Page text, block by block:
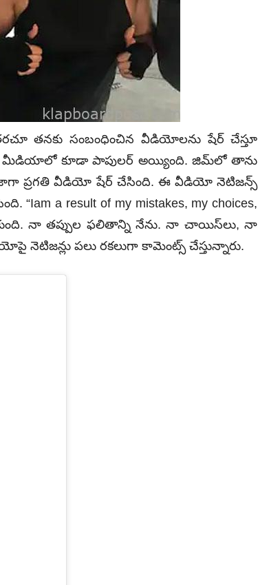
తనకు సంబంధించిన వీడియోలను షేర్‌ చేస్తూ
మీడియాలో కూడా పాపులర్ అయ్యింది. జిమ్‌లో తాను
ప్రగతి వీడియో షేర్‌ చేసింది. ఈ వీడియో నెటిజన్స్
“Iam a result of my mistakes, my choices,
నా తప్పుల ఫలితాన్ని నేను. నా చాయిస్‌లు, నా
నెటిజన్లు పలు రకలుగా కామెంట్స్‌ చేస్తున్నారు.